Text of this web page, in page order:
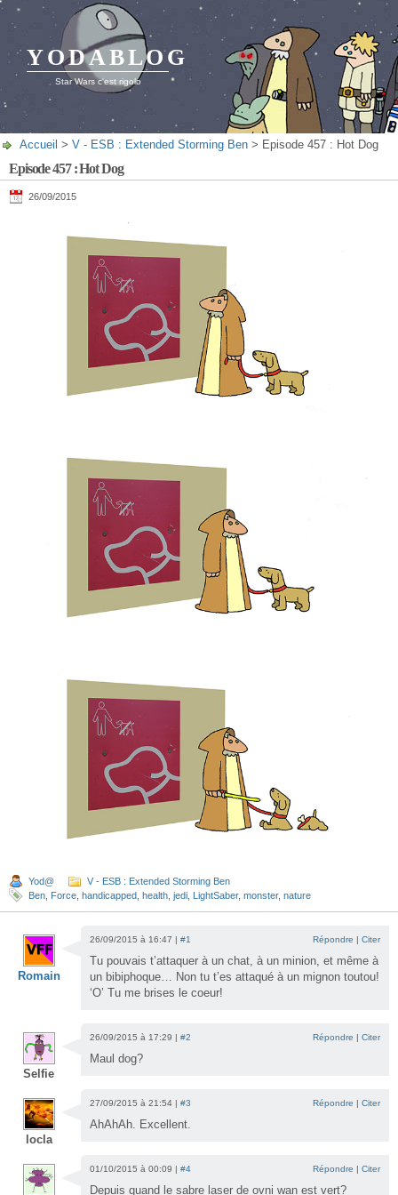
YODABLOG
Star Wars c'est rigolo
Accueil > V - ESB : Extended Storming Ben > Episode 457 : Hot Dog
Episode 457 : Hot Dog
26/09/2015
Yod@
V - ESB : Extended Storming Ben
Ben Force handicapped health jedi LightSaber, monster, nature
Romain
26/09/2015 à 16:47 | #1 Répondre | Citer
Tu pouvais t’attaquer à un chat, à un minion, et même à
un bibiphoque… Non tu t’es attaqué à un mignon toutou!
‘O’ Tu me brises le coeur!
Selfie
26/09/2015 à 17:29 | #2 Répondre | Citer
Maul dog?
locla
27/09/2015 à 21:54 | #3 Répondre | Citer
AhAhAh. Excellent.
01/10/2015 à 00:09 | #4 Répondre | Citer
Depuis quand le sabre laser de ovni wan est vert?